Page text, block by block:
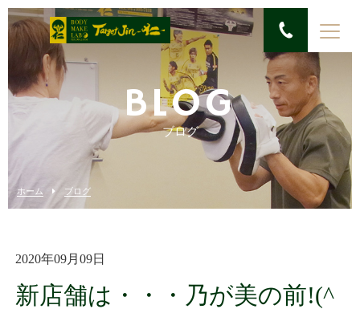
BLOG
ブログ
ホーム ブログ
2020年09月09日
新店舗は・・・乃が美の前!(^